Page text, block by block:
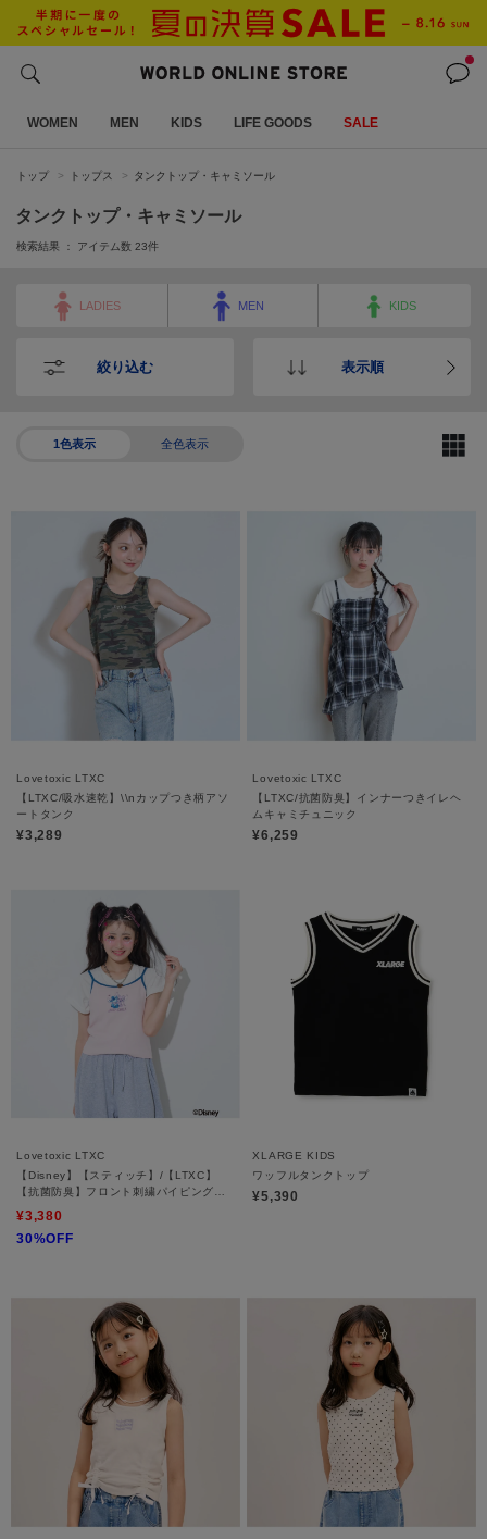
WOMEN MEN KIDS LIFE GOODS SALE
トップ トップス タンクトップ・キャミソール
タンクトップ・キャミソール
検索結果 ： アイテム数 23件
LADIES MEN KIDS
絞り込む 表示順
1色表示 全色表示
Lovetoxic LTXC
【LTXC/吸水速乾】\\nカップつき柄アソ
ートタンク
¥3,289
Lovetoxic LTXC
【LTXC/抗菌防臭】インナーつきイレヘ
ムキャミチュニック
¥6,259
Lovetoxic LTXC
【Disney】【スティッチ】/【LTXC】
【抗菌防臭】フロント刺繍パイピングキ
¥3,380
30%OFF
XLARGE KIDS
ワッフルタンクトップ
¥5,390